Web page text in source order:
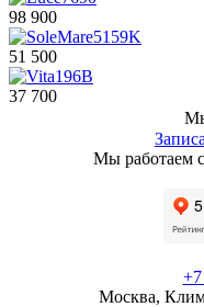
98 900
51 500
37 700
Мы работаем
Москва,